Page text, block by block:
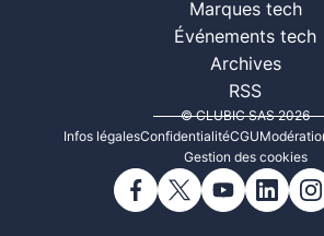
Marques tech
Événements tech
Archives
RSS
© CLUBIC SAS 2026
Infos légalesConfidentialitéCGU
Gestion des cookies